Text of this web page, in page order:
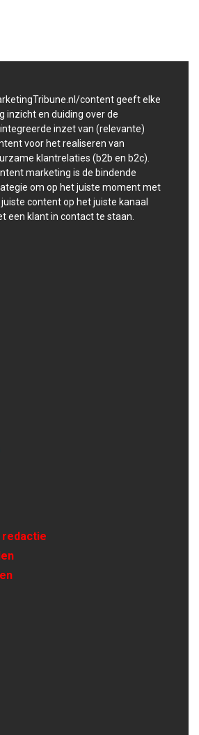
content geeft elke
inzicht en duiding over de
inzet van (relevante)
voor het realiseren van
klantrelaties (b2b en b2c).
marketing is de bindende
om op het juiste moment met
content op het juiste kanaal
een klant in contact te staan.